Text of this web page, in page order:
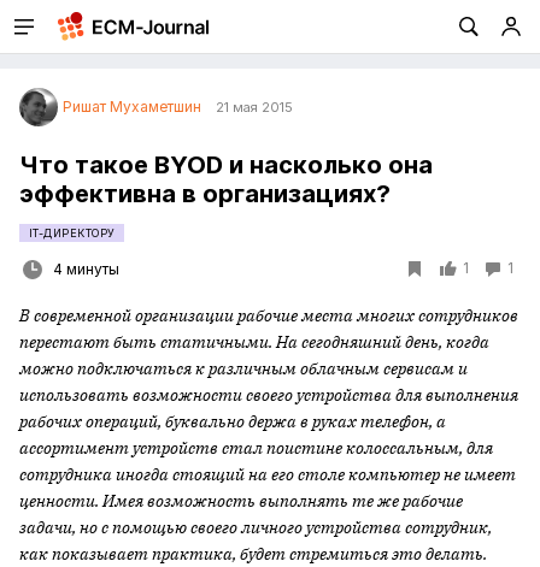
Ришат Мухаметшин 21 мая 2015
Что такое BYOD и насколько она
эффективна в организациях?
IT-ДИРЕКТОРУ
4 минуты 1 1
В современной организации рабочие места многих сотрудников
перестают быть статичными. На сегодняшний день, когда
можно подключаться к различным облачным сервисам и
использовать возможности своего устройства для выполнения
рабочих операций, буквально держа в руках телефон, а
ассортимент устройств стал поистине колоссальным, для
сотрудника иногда стоящий на его столе компьютер не имеет
ценности. Имея возможность выполнять те же рабочие
задачи, но с помощью своего личного устройства сотрудник,
как показывает практика, будет стремиться это делать.